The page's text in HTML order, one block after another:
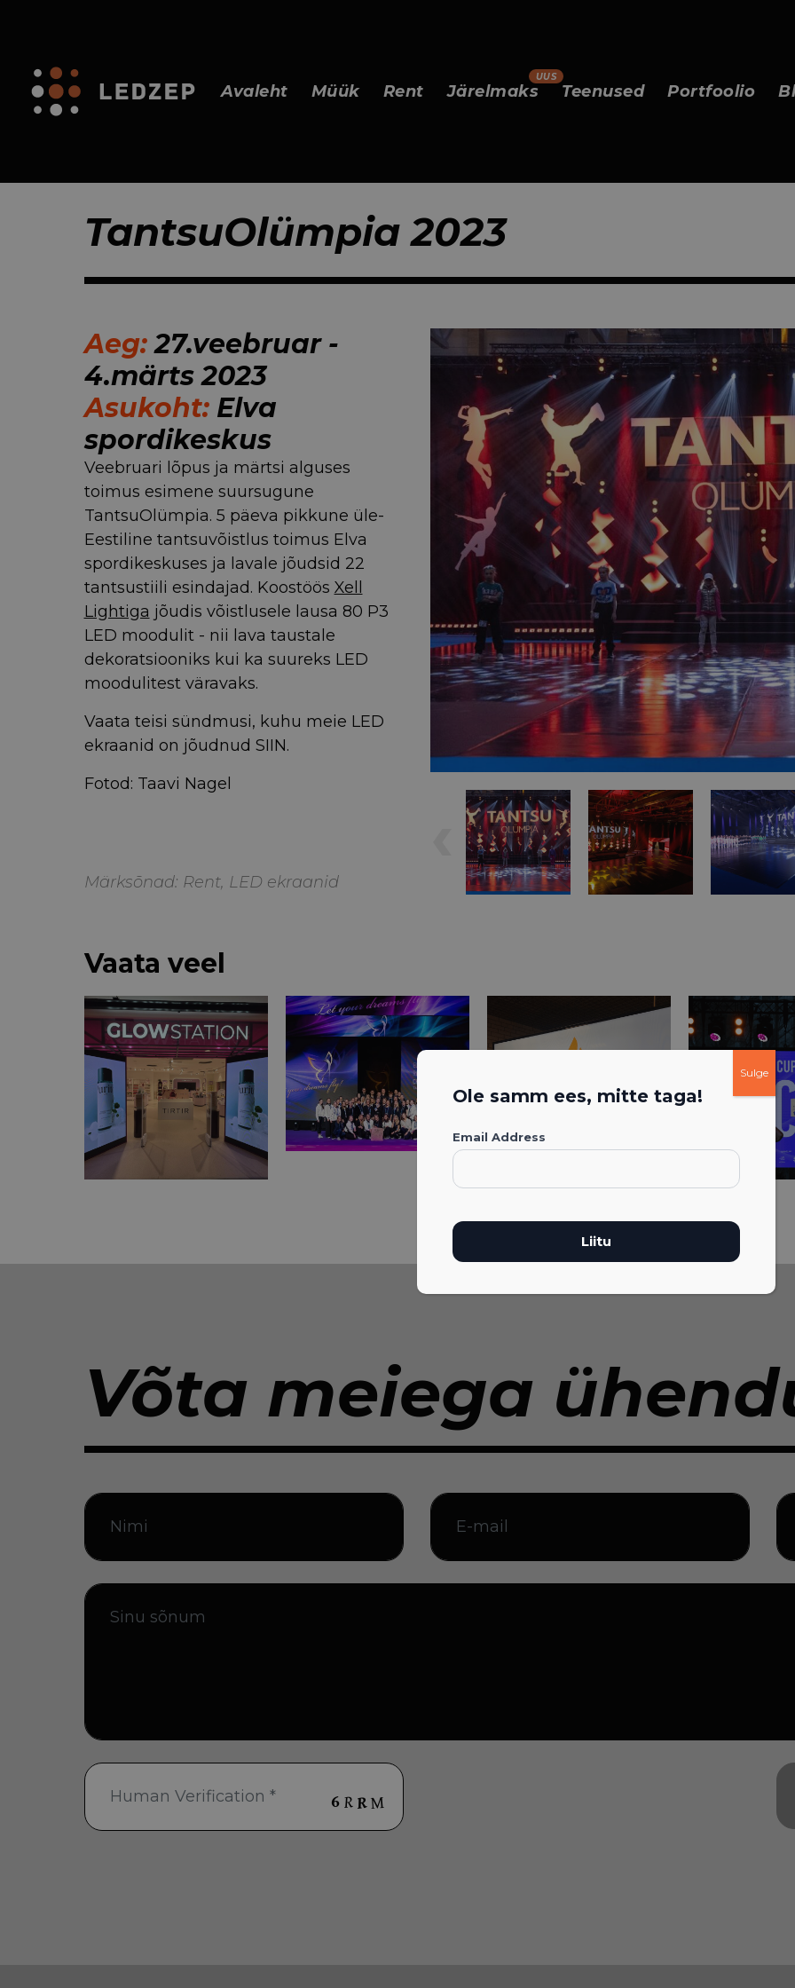
Avaleht Müük Rent Järelmaks Teenused Portfoolio
TantsuOlümpia 2023
Aeg:27.veebruar -
4.märts 2023
Asukoht:Elva
spordikeskus
Veebruari lõpus ja märtsi alguses
toimus esimene suursugune
TantsuOlümpia. 5 päeva pikkune üle-
Eestiline tantsuvõistlus toimus Elva
spordikeskuses ja lavale jõudsid 22
tantsustiili esindajad. Koostöös Xell
Lightiga jõudis võistlusele lausa 80 P3
LED moodulit - nii lava taustale
dekoratsiooniks kui ka suureks LED
moodulitest väravaks.
Vaata teisi sündmusi, kuhu meie LED
ekraanid on jõudnud SIIN.
Fotod: Taavi Nagel
Märksõnad: Rent, LED ekraanid
Vaata veel
Võta meiega
Ole samm ees, mitte taga!
Email Address
Sulge